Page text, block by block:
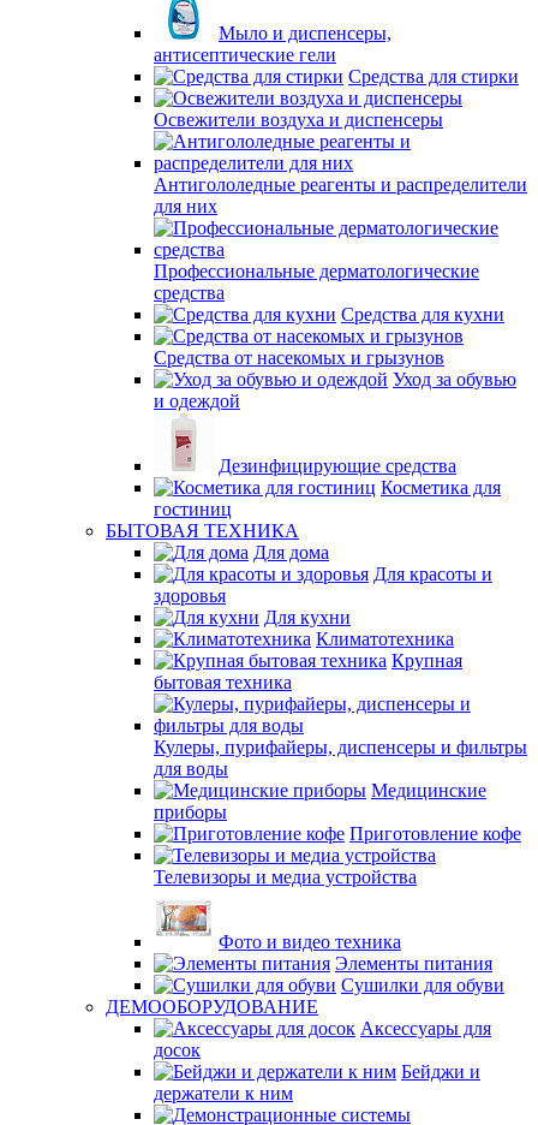
Мыло и диспенсеры,
антисептические гели
Средства для стирки
Освежители воздуха и диспенсеры
Антигололедные реагенты и распределители
для них
Профессиональные дерматологические
средства
Средства для кухни
Средства от насекомых и грызунов
Уход за обувью
и одеждой
Дезинфицирующие средства
Косметика для
гостиниц
БЫТОВАЯ ТЕХНИКА
Для дома
Для красоты и
здоровья
Для кухни
Климатотехника
Крупная
бытовая техника
Кулеры, пурифайеры, диспенсеры и фильтры
для воды
Медицинские
приборы
Приготовление кофе
Телевизоры и медиа устройства
Фото и видео техника
Элементы питания
Сушилки для обуви
ДЕМООБОРУДОВАНИЕ
Аксессуары для
досок
Бейджи и
держатели к ним